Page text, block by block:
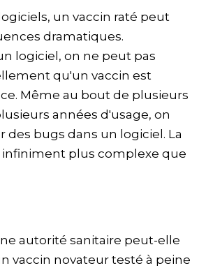
un vaccin raté peut
dramatiques.
logiciel, on ne peut pas
qu'un vaccin est
Même au bout de plusieurs
années d'usage, on
des bugs dans un logiciel. La
plus complexe que
autorité sanitaire peut-elle
vaccin novateur testé à peine